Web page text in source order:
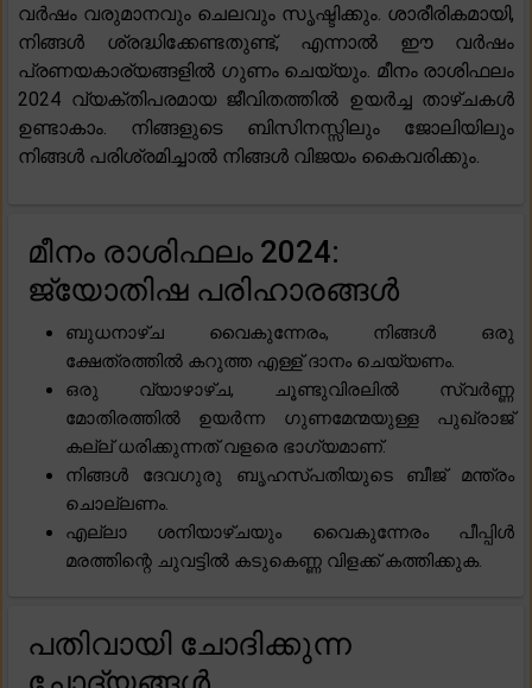
വർഷം വരുമാനവും ചെലവും സൃഷ്ടിക്കും. ശാരീരികമായി,
നിങ്ങൾ ശ്രദ്ധിക്കേണ്ടതുണ്ട്, എന്നാൽ ഈ വർഷം
പ്രണയകാര്യങ്ങളിൽ ഗുണം ചെയ്യും. മീനം രാശിഫലം
2024 വ്യക്തിപരമായ ജീവിതത്തിൽ ഉയർച്ച താഴ്ചകൾ
ഉണ്ടാകാം. നിങ്ങളുടെ ബിസിനസ്സിലും ജോലിയിലും
നിങ്ങൾ പരിശ്രമിച്ചാൽ നിങ്ങൾ വിജയം കൈവരിക്കും.
മീനം രാശിഫലം 2024:
ജ്യോതിഷ പരിഹാരങ്ങൾ
ബുധനാഴ്ച വൈകുന്നേരം, നിങ്ങൾ ഒരു
ക്ഷേത്രത്തിൽ കറുത്ത എള്ള് ദാനം ചെയ്യണം.
ഒരു വ്യാഴാഴ്ച, ചൂണ്ടുവിരലിൽ സ്വർണ്ണ
മോതിരത്തിൽ ഉയർന്ന ഗുണമേന്മയുള്ള പുഖ്‌രാജ്
കല്ല് ധരിക്കുന്നത് വളരെ ഭാഗ്യമാണ്.
നിങ്ങൾ ദേവഗുരു ബൃഹസ്പതിയുടെ ബീജ് മന്ത്രം
ചൊല്ലണം.
എല്ലാ ശനിയാഴ്ചയും വൈകുന്നേരം പീപ്പിൾ
മരത്തിന്റെ ചുവട്ടിൽ കടുകെണ്ണ വിളക്ക് കത്തിക്കുക.
പതിവായി ചോദിക്കുന്ന